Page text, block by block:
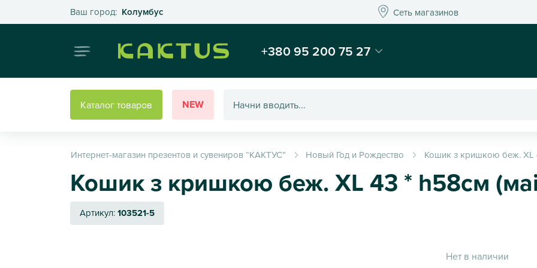
Ваш город: КолумбусВыберите свой город Сеть магазиновСеть магазинов
Интернет-магазин подарков и декора - Kaktus
+380 95 200 75 27
Каталог товаров NEW
Интернет-магазин презентов и сувениров “КАКТУС” Новый Год и Рождество Кошик з кришкою беж. XL
Кошик з кришкою беж. XL 43 * h58см
Артикул:103521-5
Нет в наличии